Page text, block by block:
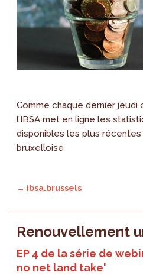
Comme chaque dernier jeudi
l’IBSA met en ligne les
disponibles les plus récentes
bruxelloise
→ ibsa.brussels
Renouvellement
EP 4 de la série de
no net land take'